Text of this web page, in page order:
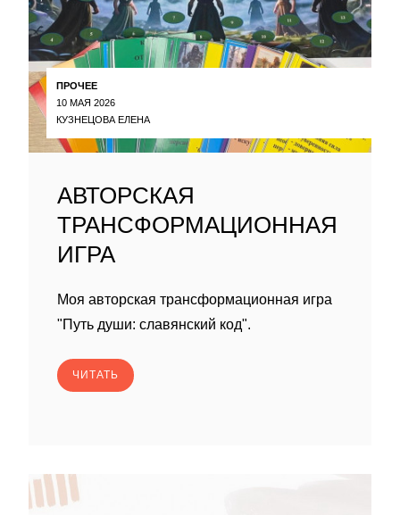
ПРОЧЕЕ
10 МАЯ 2026
КУЗНЕЦОВА ЕЛЕНА
АВТОРСКАЯ
ТРАНСФОРМАЦИОННАЯ
ИГРА
Моя авторская трансформационная игра
"Путь души: славянский код".
ЧИТАТЬ